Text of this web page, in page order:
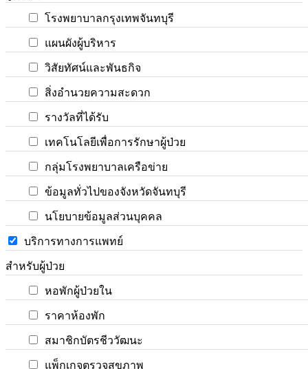
โรงพยาบาลกรุงเทพจันทบุรี
แผนผังผู้บริหาร
วิสัยทัศน์และพันธกิจ
สิ่งอำนวยความสะดวก
รางวัลที่ได้รับ
เทคโนโลยีเพื่อการรักษาผู้ป่วย
กลุ่มโรงพยาบาลเครือข่าย
ข้อมูลทั่วไปของจังหวัดจันทบุรี
นโยบายข้อมูลส่วนบุคคล
บริการทางการแพทย์
สำหรับผู้ป่วย
หอพักผู้ป่วยใน
ราคาห้องพัก
สมาชิกบัตรชีววัฒนะ
แพ็กเกจตรวจสุขภาพ